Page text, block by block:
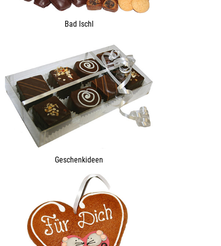
Bad Ischl
Geschenkideen